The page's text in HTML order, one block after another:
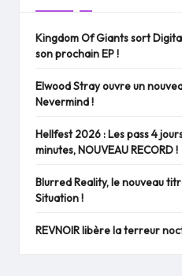
Kingdom Of Giants sort
son prochain EP !
Elwood Stray ouvre un
Nevermind !
Hellfest 2026 : Les pass 4
minutes, NOUVEAU RECORD !
Blurred Reality, le nouveau
Situation !
REVNOIR libère la terreur